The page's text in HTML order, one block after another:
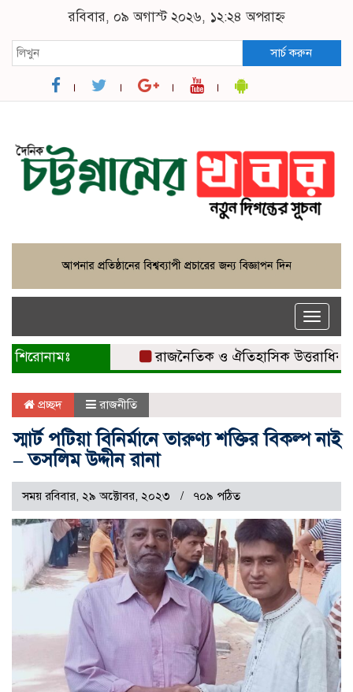
রবিবার, ০৯ অগাস্ট ২০২৬, ১২:২৪ অপরাহ্ন
সার্চ করুন
Toggle
শিরোনামঃ রাজনৈতিক ও ঐতিহাসিক উত্তরাধিকারের
প্রচ্ছদ রাজনীতি
স্মার্ট পটিয়া বিনির্মানে তারুণ্য শক্তির বিকল্প নাই
– তসলিম উদ্দীন রানা
সময় রবিবার, ২৯ অক্টোবর, ২০২৩ ৭০৯ পঠিত